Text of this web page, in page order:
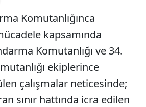
Komutanlığınca
kapsamında
Komutanlığı ve 34.
ekiplerince
çalışmalar neticesinde;
sınır hattında icra edilen